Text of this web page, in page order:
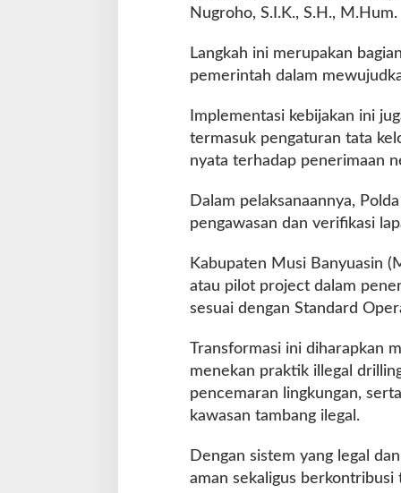
Nugroho, S.I.K., S.H., M.Hum.
Langkah ini merupakan
pemerintah dalam
Implementasi kebijakan ini
termasuk pengaturan tata
nyata terhadap penerimaan
Dalam pelaksanaannya,
pengawasan dan verifikasi
Kabupaten Musi Banyuasin
atau pilot project dalam
sesuai dengan Standard
Transformasi ini diharapkan
menekan praktik illegal
pencemaran lingkungan,
kawasan tambang ilegal.
Dengan sistem yang legal
aman sekaligus